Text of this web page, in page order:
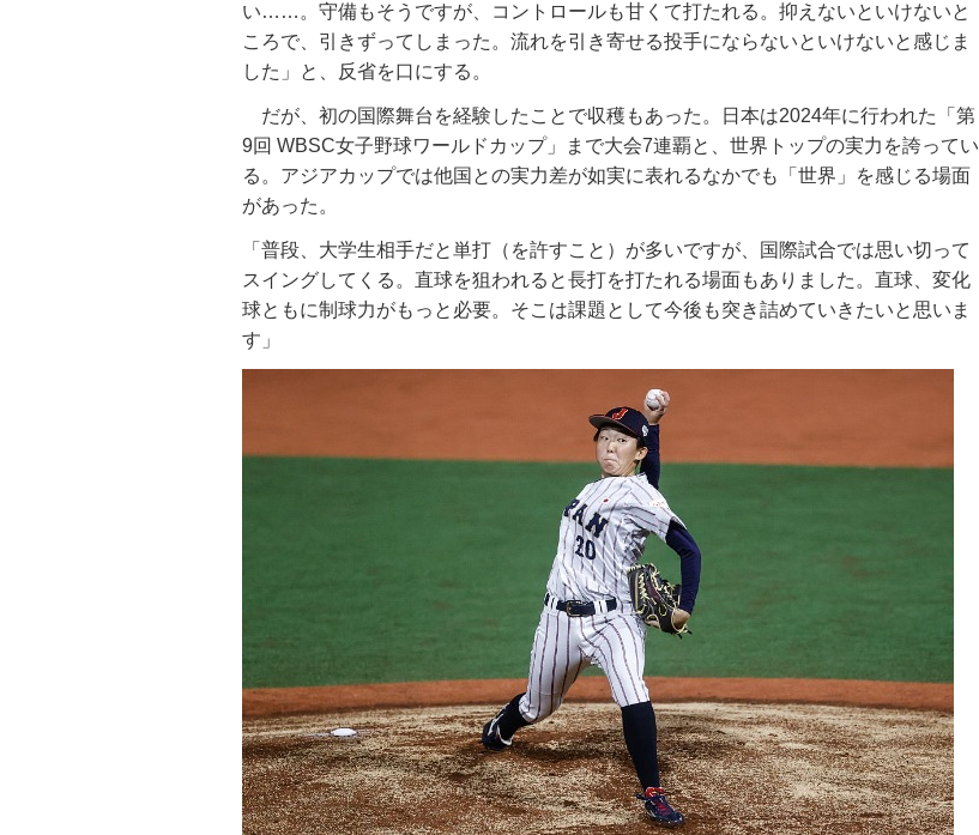
い……。守備もそうですが、コントロールも甘くて打たれる。抑えないといけないと
ころで、引きずってしまった。流れを引き寄せる投手にならないといけないと感じま
した」と、反省を口にする。
だが、初の国際舞台を経験したことで収穫もあった。日本は2024年に行われた「第
9回 WBSC女子野球ワールドカップ」まで大会7連覇と、世界トップの実力を誇ってい
る。アジアカップでは他国との実力差が如実に表れるなかでも「世界」を感じる場面
があった。
「普段、大学生相手だと単打（を許すこと）が多いですが、国際試合では思い切って
スイングしてくる。直球を狙われると長打を打たれる場面もありました。直球、変化
球ともに制球力がもっと必要。そこは課題として今後も突き詰めていきたいと思いま
す」